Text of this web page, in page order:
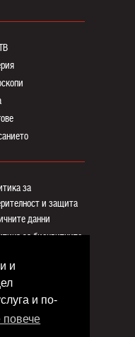
и
и по-
повече
за
и защита
данни
за бисквитките
условия